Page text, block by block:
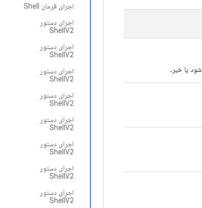
اجرای فرمان Shell
اجرای دستور
ShellV2
اجرای دستور
ShellV2
اجرای دستور
ShellV2
اجرای دستور
ShellV2
اجرای دستور
ShellV2
اجرای دستور
ShellV2
اجرای دستور
ShellV2
اجرای دستور
ShellV2
یا خیر.